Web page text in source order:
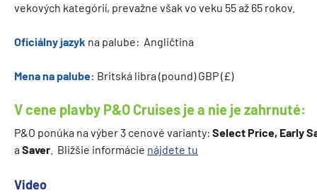
vekových kategórií, prevažne však vo veku 55 až 65 rokov.
Oficiálny jazyk na palube: Angličtina
Mena na palube: Britská libra (pound) GBP (£)
V cene plavby P&O Cruises je a nie je zahrnuté:
P&O ponúka na výber 3 cenové varianty: Select Price, Early
a Saver . Bližšie informácie nájdete tu
Video